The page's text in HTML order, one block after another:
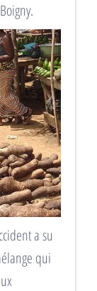
a su
qui